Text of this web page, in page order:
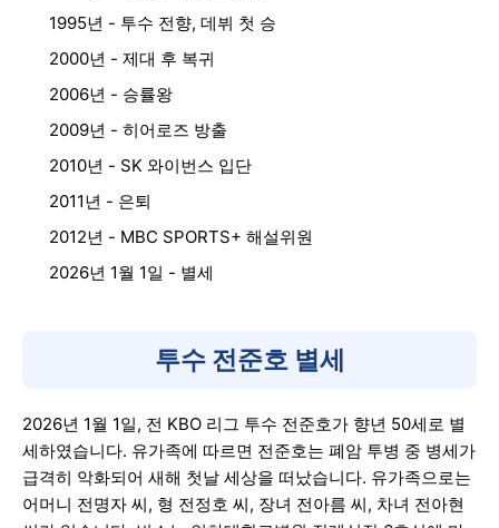
1995년 - 투수 전향, 데뷔 첫 승
2000년 - 제대 후 복귀
2006년 - 승률왕
2009년 - 히어로즈 방출
2010년 - SK 와이번스 입단
2011년 - 은퇴
2012년 - MBC SPORTS+ 해설위원
2026년 1월 1일 - 별세
투수 전준호 별세
2026년 1월 1일, 전 KBO 리그 투수 전준호가 향년 50세로 별
세하였습니다. 유가족에 따르면 전준호는 폐암 투병 중 병세가
급격히 악화되어 새해 첫날 세상을 떠났습니다. 유가족으로는
어머니 전명자 씨, 형 전정호 씨, 장녀 전아름 씨, 차녀 전아현